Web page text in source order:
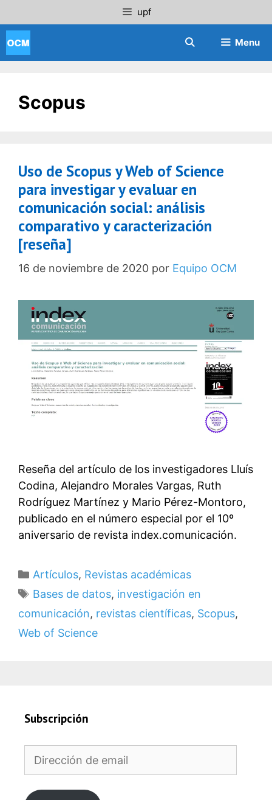
al
contenido
upf
Menu
Scopus
Uso de Scopus y Web of Science
para investigar y evaluar en
comunicación social: análisis
comparativo y caracterización
[reseña]
16 de noviembre de 2020 por Equipo OCM
Reseña del artículo de los investigadores Lluís
Codina, Alejandro Morales Vargas, Ruth
Rodríguez Martínez y Mario Pérez-Montoro,
publicado en el número especial por el 10º
aniversario de revista index.comunicación.
Categorías
Artículos, Revistas académicas
Etiquetas
Bases de datos, investigación en
comunicación, revistas científicas, Scopus,
Web of Science
Subscripción
de